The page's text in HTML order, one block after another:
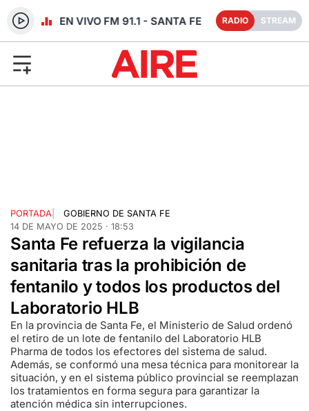
RADIO EN VIVO FM 91.1 - SANTA FE RADIO STREAM
PORTADA
GOBIERNO DE SANTA FE
14 DE MAYO DE 2025 · 18:53
Santa Fe refuerza la vigilancia
sanitaria tras la prohibición de
fentanilo y todos los productos del
Laboratorio HLB
En la provincia de Santa Fe, el Ministerio de Salud ordenó
el retiro de un lote de fentanilo del Laboratorio HLB
Pharma de todos los efectores del sistema de salud.
Además, se conformó una mesa técnica para monitorear la
situación, y en el sistema público provincial se reemplazan
los tratamientos en forma segura para garantizar la
atención médica sin interrupciones.